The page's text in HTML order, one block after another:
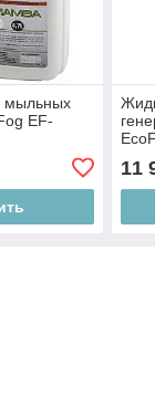
мыльных
EF-
11